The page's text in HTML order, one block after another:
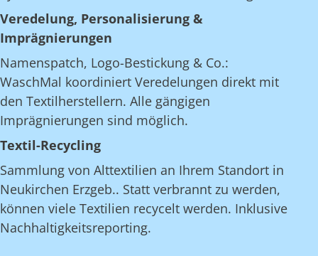
Veredelung, Personalisierung &
Imprägnierungen
Namenspatch, Logo-Bestickung & Co.:
WaschMal koordiniert Veredelungen direkt mit
den Textilherstellern. Alle gängigen
Imprägnierungen sind möglich.
Textil-Recycling
Sammlung von Alttextilien an Ihrem Standort in
Neukirchen Erzgeb.. Statt verbrannt zu werden,
können viele Textilien recycelt werden. Inklusive
Nachhaltigkeitsreporting.